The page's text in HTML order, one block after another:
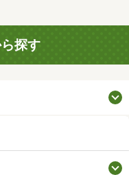
探す